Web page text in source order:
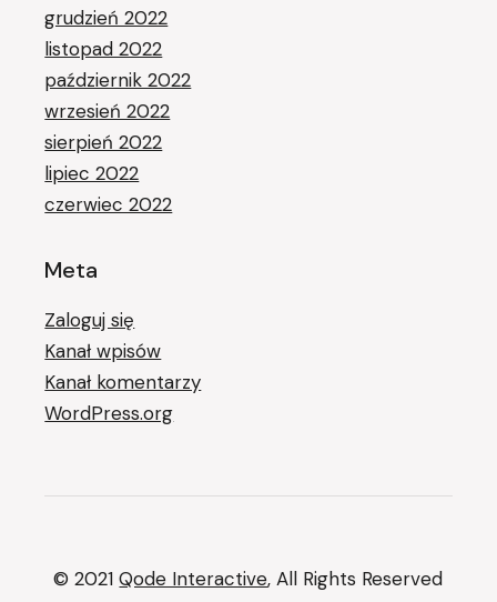
grudzień 2022
listopad 2022
październik 2022
wrzesień 2022
sierpień 2022
lipiec 2022
czerwiec 2022
Meta
Zaloguj się
Kanał wpisów
Kanał komentarzy
WordPress.org
© 2021Qode Interactive, All Rights Reserved